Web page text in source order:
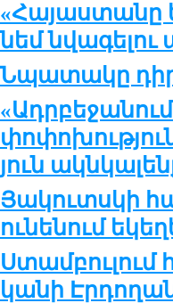
«Հա­յաս­տա­նը
նեմ նվա­գելու
Նպա­տա­կը
յուն
Յակուտսկի
ունենում
Ստամբուլում
կանի